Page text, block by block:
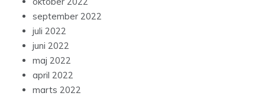
september 2022
juli 2022
juni 2022
maj 2022
april 2022
marts 2022